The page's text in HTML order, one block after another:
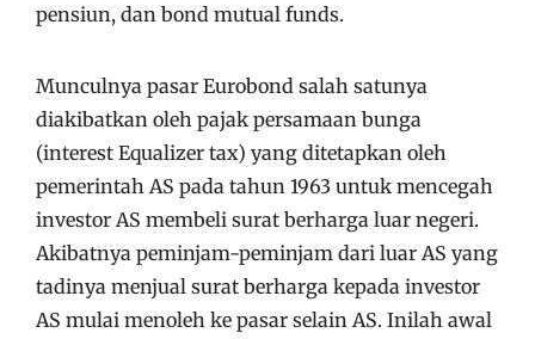
pensiun, dan bond mutual funds.
Munculnya pasar Eurobond salah satunya
diakibatkan oleh pajak persamaan bunga
(interest Equalizer tax) yang ditetapkan oleh
pemerintah AS pada tahun 1963 untuk mencegah
investor AS membeli surat berharga luar negeri.
Akibatnya peminjam-peminjam dari luar AS yang
tadinya menjual surat berharga kepada investor
AS mulai menoleh ke pasar selain AS. Inilah awal